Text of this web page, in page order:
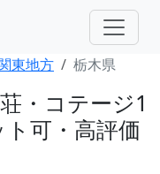
東地方 栃木県
・コテージ1
可・高評価